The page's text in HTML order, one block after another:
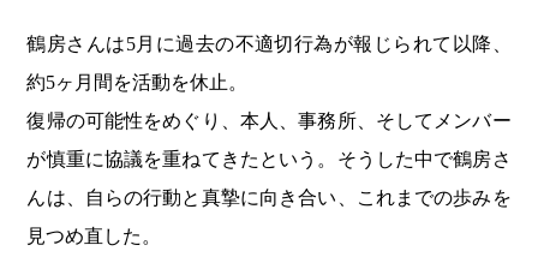
鶴房さんは5月に過去の不適切行為が報じられて以降、
約5ヶ月間を活動を休止。
復帰の可能性をめぐり、本人、事務所、そしてメンバー
が慎重に協議を重ねてきたという。そうした中で鶴房さ
んは、自らの行動と真摯に向き合い、これまでの歩みを
見つめ直した。